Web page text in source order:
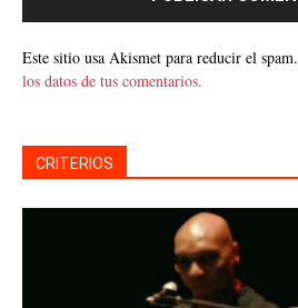
Este sitio usa Akismet para reducir el spam.
los datos de tus comentarios.
CRITERIOS